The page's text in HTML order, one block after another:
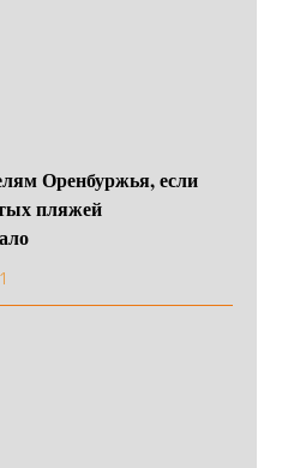
Оренбуржья, если
пляжей